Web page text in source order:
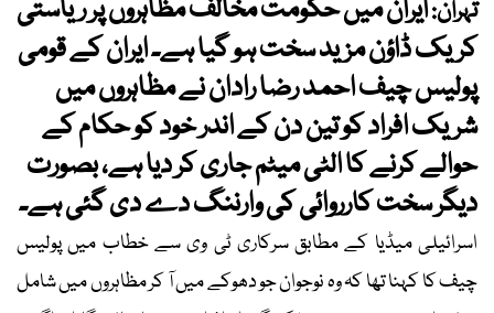
تہران:ایران میں حکومت مخالف مظاہروں پر ریاستی
کریک ڈاؤن مزید سخت ہو گیا ہے۔ ایران کے قومی
پولیس چیف احمد رضا رادان نے مظاہروں میں
شریک افراد کو تین دن کے اندر خود کو حکام کے
حوالے کرنے کا الٹی میٹم جاری کر دیا ہے، بصورت
دیگر سخت کارروائی کی وارننگ دے دی گئی ہے۔
اسرائیلی میڈیا کے مطابق سرکاری ٹی وی سے خطاب میں پولیس
چیف کا کہنا تھا کہ وہ نوجوان جو دھوکے میں آ کر مظاہروں میں شامل